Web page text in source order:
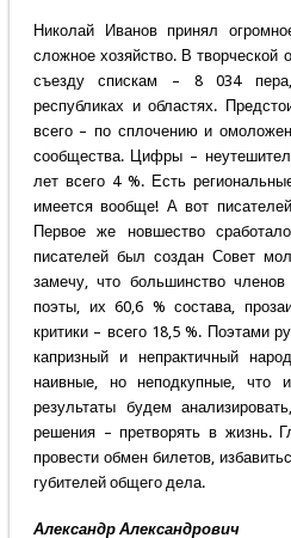
Николай Иванов принял
сложное хозяйство. В творческой
съезду спискам – 8 034
республиках и областях.
всего – по сплочению и
сообщества. Цифры –
лет всего 4 %. Есть
имеется вообще! А вот
Первое же новшество
писателей был создан Совет
замечу, что большинство
поэты, их 60,6 % состава,
критики – всего 18,5 %. Поэтами
капризный и непрактичный
наивные, но неподкупные, что
результаты будем
решения – претворять в жизнь.
провести обмен билетов,
губителей общего дела.
Александр Александрович